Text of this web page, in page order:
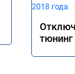
тюнинг